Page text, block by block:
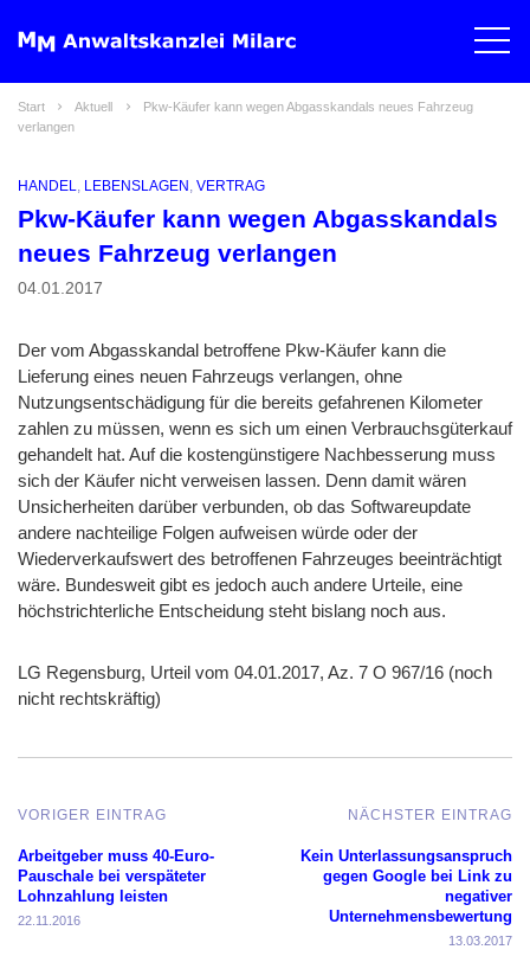
Start Aktuell
Pkw-Käufer kann wegen Abgasskandals neues Fahrzeug
verlangen
HANDEL, LEBENSLAGEN , VERTRAG
Pkw-Käufer kann wegen Abgasskandals
neues Fahrzeug verlangen
04.01.2017
Der vom Abgasskandal betroffene Pkw-Käufer kann die
Lieferung eines neuen Fahrzeugs verlangen, ohne
Nutzungsentschädigung für die bereits gefahrenen Kilometer
zahlen zu müssen, wenn es sich um einen Verbrauchsgüterkauf
gehandelt hat. Auf die kostengünstigere Nachbesserung muss
sich der Käufer nicht verweisen lassen. Denn damit wären
Unsicherheiten darüber verbunden, ob das Softwareupdate
andere nachteilige Folgen aufweisen würde oder der
Wiederverkaufswert des betroffenen Fahrzeuges beeinträchtigt
wäre. Bundesweit gibt es jedoch auch andere Urteile, eine
höchstrichterliche Entscheidung steht bislang noch aus.
LG Regensburg, Urteil vom 04.01.2017, Az. 7 O 967/16 (noch
nicht rechtskräftig)
VORIGER EINTRAG
Arbeitgeber muss 40-Euro-
Pauschale bei verspäteter
Lohnzahlung leisten
22.11.2016
NÄCHSTER EINTRAG
Kein Unterlassungsanspruch
gegen Google bei Link zu
negativer
Unternehmensbewertung
13.03.2017